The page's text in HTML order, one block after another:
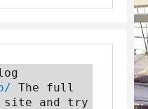
The full
and try